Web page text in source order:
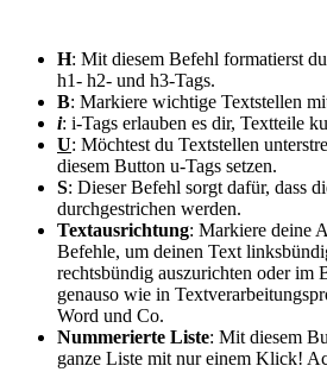
H: Mit diesem Befehl formatierst
h1- h2- und h3-Tags.
B: Markiere wichtige Textstellen
i: i-Tags erlauben es dir, Textteile
U: Möchtest du Textstellen
diesem Button u-Tags setzen.
S: Dieser Befehl sorgt dafür, dass
durchgestrichen werden.
Textausrichtung: Markiere deine
Befehle, um deinen Text
rechtsbündig auszurichten oder im
genauso wie in
Word und Co.
Nummerierte Liste: Mit diesem
ganze Liste mit nur einem Klick!